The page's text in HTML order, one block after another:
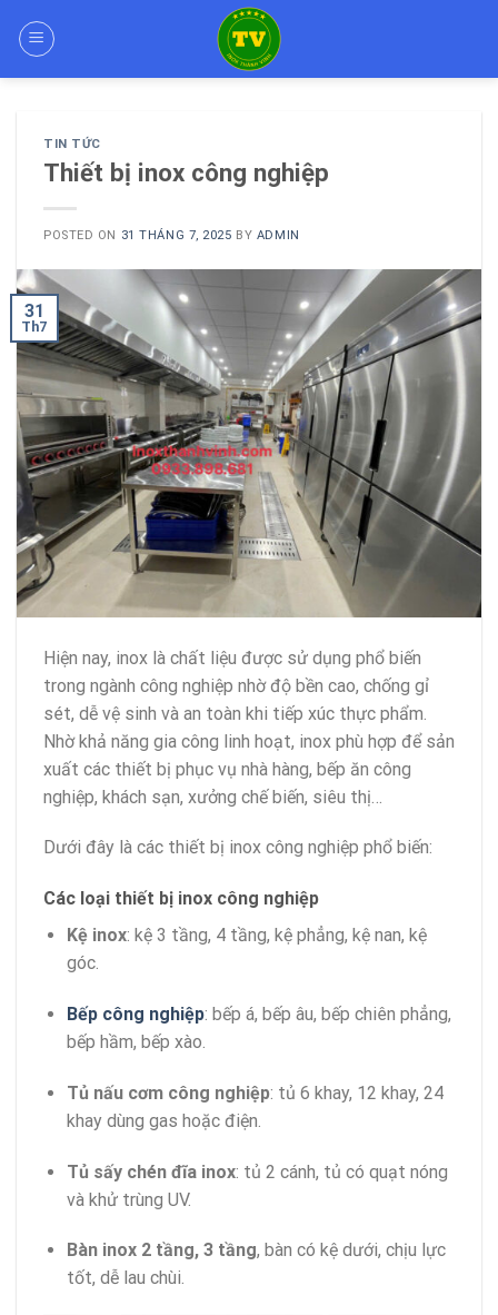
TIN TỨC
Thiết bị inox công nghiệp
POSTED ON 31 THÁNG 7, 2025 BY ADMIN
31
Th7
Hiện nay, inox là chất liệu được sử dụng phổ biến
trong ngành công nghiệp nhờ độ bền cao, chống gỉ
sét, dễ vệ sinh và an toàn khi tiếp xúc thực phẩm.
Nhờ khả năng gia công linh hoạt, inox phù hợp để sản
xuất các thiết bị phục vụ nhà hàng, bếp ăn công
nghiệp, khách sạn, xưởng chế biến, siêu thị…
Dưới đây là các thiết bị inox công nghiệp phổ biến:
Các loại thiết bị inox công nghiệp
Kệ inox: kệ 3 tầng, 4 tầng, kệ phẳng, kệ nan, kệ
góc.
Bếp công nghiệp: bếp á, bếp âu, bếp chiên phẳng,
bếp hầm, bếp xào.
Tủ nấu cơm công nghiệp: tủ 6 khay, 12 khay, 24
khay dùng gas hoặc điện.
Tủ sấy chén đĩa inox: tủ 2 cánh, tủ có quạt nóng
và khử trùng UV.
Bàn inox 2 tầng, 3 tầng, bàn có kệ dưới, chịu lực
tốt, dễ lau chùi.